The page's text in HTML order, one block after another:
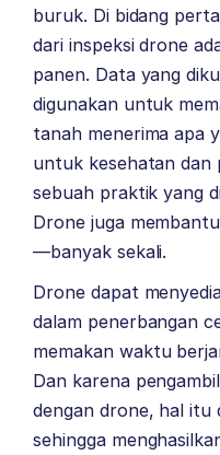
buruk. Di bidang
dari inspeksi drone
panen. Data yang
digunakan untuk
tanah menerima apa
untuk kesehatan dan
sebuah praktik yang
Drone juga
—banyak sekali.
Drone dapat
dalam penerbangan
memakan waktu
Dan karena
dengan drone, hal itu
sehingga